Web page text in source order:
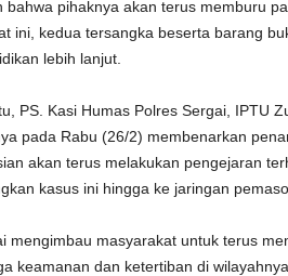
bahwa pihaknya akan terus memburu
ini, kedua tersangka beserta barang
lebih lanjut.
PS. Kasi Humas Polres Sergai, IPTU
pada Rabu (26/2) membenarkan
akan terus melakukan pengejaran
kasus ini hingga ke jaringan
mengimbau masyarakat untuk terus
keamanan dan ketertiban di